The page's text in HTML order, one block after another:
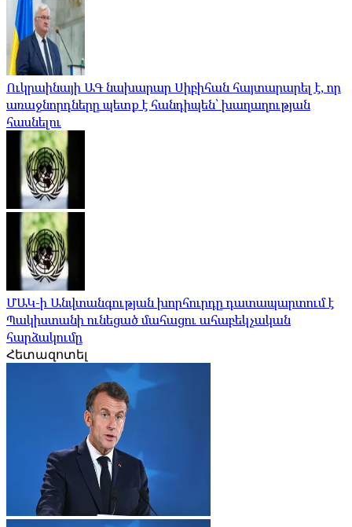
Ուկրաինայի ԱԳ նախարար Սիբիհան հայտարարել է, որ
առաջնորդները պետք է հանդիպեն՝ խաղաղության
հասնելու
ՄԱԿ-ի Անվտանգության խորհուրդը դատապարտում է
Պակիստանի ունեցած մահացու ահաբեկչական
հարձակումը
Հետազոտել